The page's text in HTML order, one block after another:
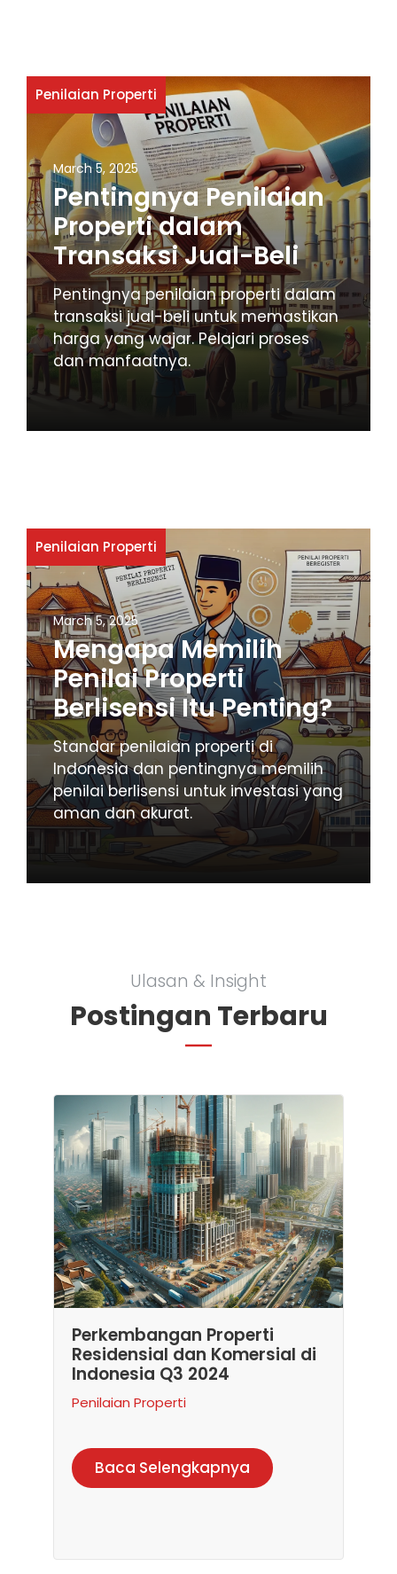
Penilaian Properti
March 5, 2025
Pentingnya Penilaian
Properti dalam
Transaksi Jual-Beli
Pentingnya penilaian properti dalam
transaksi jual-beli untuk memastikan
harga yang wajar. Pelajari proses
dan manfaatnya.
Penilaian Properti
March 5, 2025
Mengapa Memilih
Penilai Properti
Berlisensi Itu Penting?
Standar penilaian properti di
Indonesia dan pentingnya memilih
penilai berlisensi untuk investasi yang
aman dan akurat.
Ulasan & Insight
Postingan Terbaru
Perkembangan Properti
Residensial dan Komersial di
Indonesia Q3 2024
Penilaian Properti
Baca Selengkapnya